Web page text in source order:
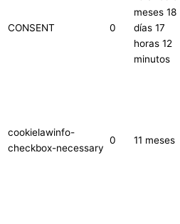
CONSENT 0
meses 18
días 17
horas 12
minutos
cookielawinfo-
checkbox-necessary
0 11 meses